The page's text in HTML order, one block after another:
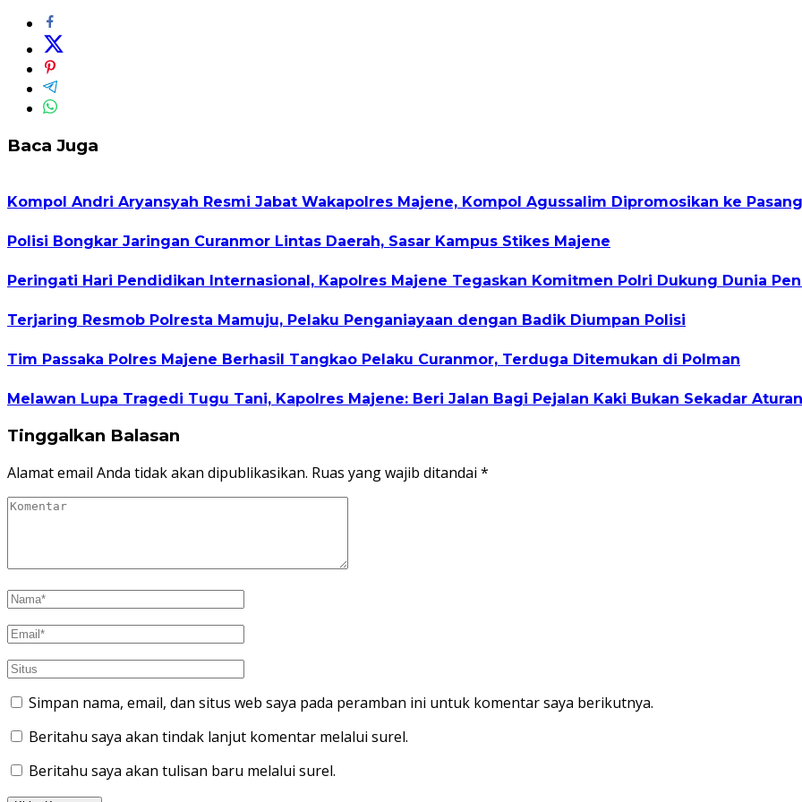
Baca Juga
Kompol Andri Aryansyah Resmi Jabat Wakapolres Majene, Kompol Agussalim Dipromosikan ke
Polisi Bongkar Jaringan Curanmor Lintas Daerah, Sasar Kampus Stikes Majene
Peringati Hari Pendidikan Internasional, Kapolres Majene Tegaskan Komitmen Polri Dukung Dunia
Terjaring Resmob Polresta Mamuju, Pelaku Penganiayaan dengan Badik Diumpan Polisi
Tim Passaka Polres Majene Berhasil Tangkao Pelaku Curanmor, Terduga Ditemukan di Polman
Melawan Lupa Tragedi Tugu Tani, Kapolres Majene: Beri Jalan Bagi Pejalan Kaki Bukan Sekadar
Tinggalkan Balasan
Alamat email Anda tidak akan dipublikasikan. Ruas yang wajib ditandai *
Simpan nama, email, dan situs web saya pada peramban ini untuk komentar saya berikutnya.
Beritahu saya akan tindak lanjut komentar melalui surel.
Beritahu saya akan tulisan baru melalui surel.